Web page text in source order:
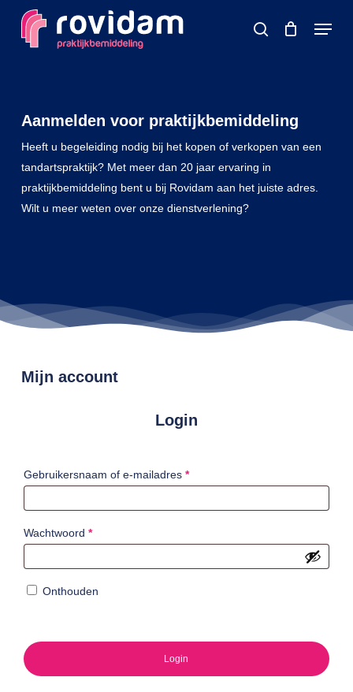
search
Menu
Aanmelden voor praktijkbemiddeling
Heeft u begeleiding nodig bij het kopen of verkopen van een
tandartspraktijk? Met meer dan 20 jaar ervaring in
praktijkbemiddeling bent u bij Rovidam aan het juiste adres.
Wilt u meer weten over onze dienstverlening?
Mijn account
Login
Gebruikersnaam of e-mailadres *Vereist
Wachtwoord *Vereist
Onthouden
Login